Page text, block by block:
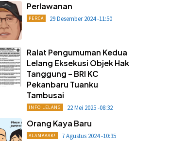
Perlawanan
PERCA 29 Desember 2024 -11:50
Ralat Pengumuman Kedua
Lelang Eksekusi Objek Hak
Tanggung – BRI KC
Pekanbaru Tuanku
Tambusai
INFO LELANG 22 Mei 2025 -08:32
Orang Kaya Baru
ALAMAAAK! 7 Agustus 2024 -10:35